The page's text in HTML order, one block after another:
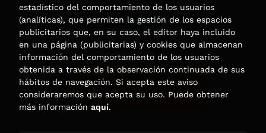
estadístico del comportamiento de los usuarios
(analíticas), que permiten la gestión de los espacios
publicitarios que, en su caso, el editor haya incluido
en una página (publicitarias) y cookies que almacenan
información del comportamiento de los usuarios
obtenida a través de la observación continuada de sus
hábitos de navegación. Si acepta este aviso
consideraremos que acepta su uso. Puede obtener
más información aquí.